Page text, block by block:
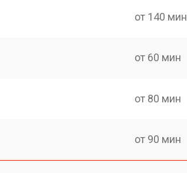
от 140 мин
от 60 мин
от 80 мин
от 90 мин